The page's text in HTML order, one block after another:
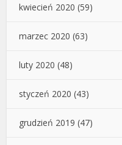
kwiecień 2020 (59)
marzec 2020 (63)
luty 2020 (48)
styczeń 2020 (43)
grudzień 2019 (47)